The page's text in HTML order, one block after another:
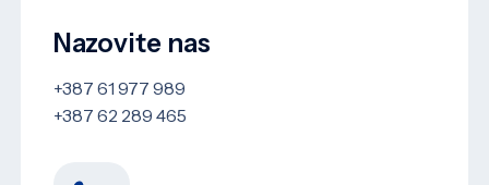
Nazovite nas
+387 61 977 989
+387 62 289 465